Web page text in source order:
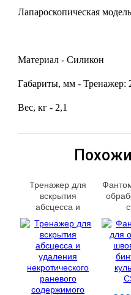
Лапароскопическая
Материал - Силикон
Габариты, мм - Тренажер:
Вес, кг - 2,1
Тренажер для
вскрытия
абсцесса и
некротического
раневого
содержимого
МУ0391